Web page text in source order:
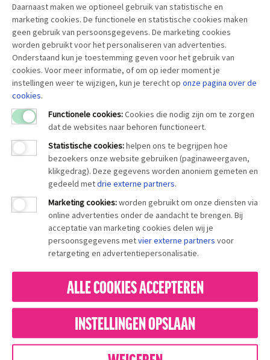
Daarnaast maken we optioneel gebruik van statistische en
marketing cookies. De functionele en statistische cookies maken
geen gebruik van persoonsgegevens. De marketing cookies
worden gebruikt voor het personaliseren van advertenties.
Onderstaand kun je toestemming geven voor het gebruik van
cookies. Voor meer informatie, of om op ieder moment je
instellingen weer te wijzigen, kun je terecht op onze pagina overde
cookies.
Functionele cookies:Cookies die nodig zijn om te zorgen
dat de websites naar behoren functioneert.
Statistische cookies:helpen ons te begrijpen hoe
bezoekers onze website gebruiken (paginaweergaven,
klikgedrag). Deze gegevens worden anoniem gemeten en
gedeeld metdrie externe partners.
Marketing cookies:worden gebruikt om onze diensten via
online advertenties onder de aandacht te brengen. Bij
acceptatie van marketing cookies delen wij je
persoonsgegevens metvier externe partners voor
retargeting en advertentiepersonalisatie.
ALLE COOKIES ACCEPTEREN
INSTELLINGEN OPSLAAN